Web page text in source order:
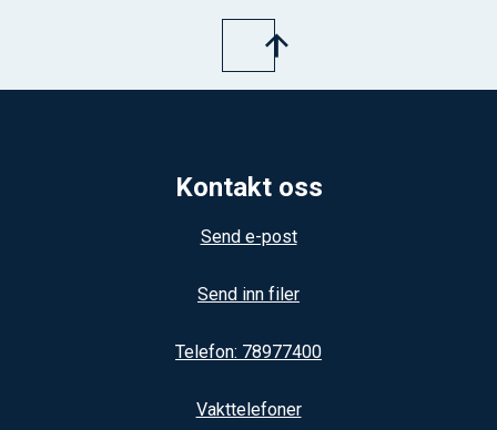
Kontakt oss
Send e-post
Send inn filer
Telefon: 78977400
Vakttelefoner